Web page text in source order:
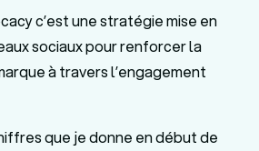
c’est une stratégie mise en
sociaux pour renforcer la
à travers l’engagement
que je donne en début de